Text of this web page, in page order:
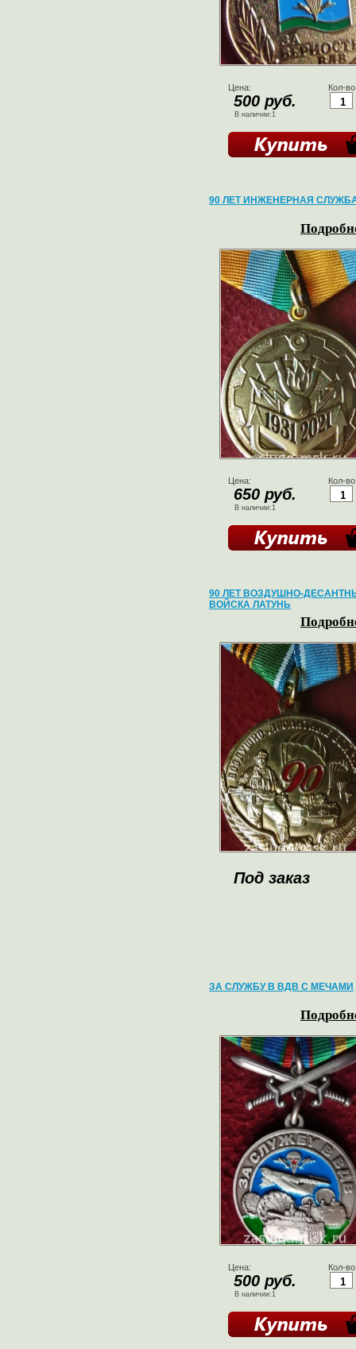
Цена:
500 руб.
В наличии:1
Кол-
90 ЛЕТ ИНЖЕНЕРНАЯ
Цена:
650 руб.
В наличии:1
Кол-
90 ЛЕТ ВОЗДУШНО-
ВОЙСКА ЛАТУНЬ
Под заказ
ЗА СЛУЖБУ В ВДВ С МЕЧАМИ
Цена:
500 руб.
В наличии:1
Кол-